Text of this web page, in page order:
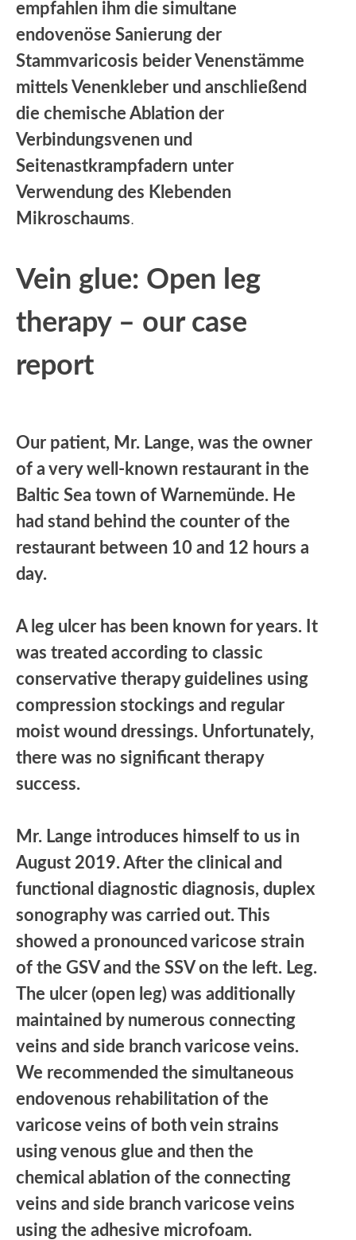
empfahlen ihm die simultane
endovenöse Sanierung der
Stammvaricosis beider Venenstämme
mittels Venenkleber und anschließend
die chemische Ablation der
Verbindungsvenen und
Seitenastkrampfadern unter
Verwendung des Klebenden
Mikroschaums.
Vein glue: Open leg
therapy – our case
report
Our patient, Mr. Lange, was the owner
of a very well-known restaurant in the
Baltic Sea town of Warnemünde. He
had stand behind the counter of the
restaurant between 10 and 12 hours a
day.
A leg ulcer has been known for years. It
was treated according to classic
conservative therapy guidelines using
compression stockings and regular
moist wound dressings. Unfortunately,
there was no significant therapy
success.
Mr. Lange introduces himself to us in
August 2019. After the clinical and
functional diagnostic diagnosis, duplex
sonography was carried out. This
showed a pronounced varicose strain
of the GSV and the SSV on the left. Leg.
The ulcer (open leg) was additionally
maintained by numerous connecting
veins and side branch varicose veins.
We recommended the simultaneous
endovenous rehabilitation of the
varicose veins of both vein strains
using venous glue and then the
chemical ablation of the connecting
veins and side branch varicose veins
using the adhesive microfoam.